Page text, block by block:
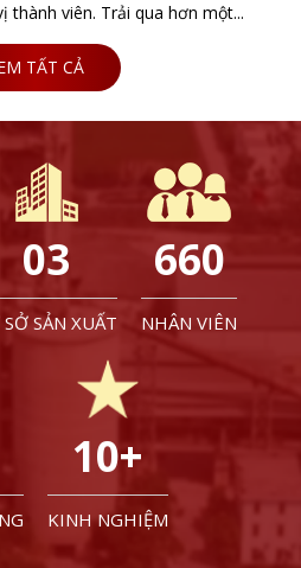
thành viên. Trải qua hơn một...
TẤT CẢ
03
SỞ SẢN XUẤT
660
NHÂN VIÊN
10+
KINH NGHIỆM